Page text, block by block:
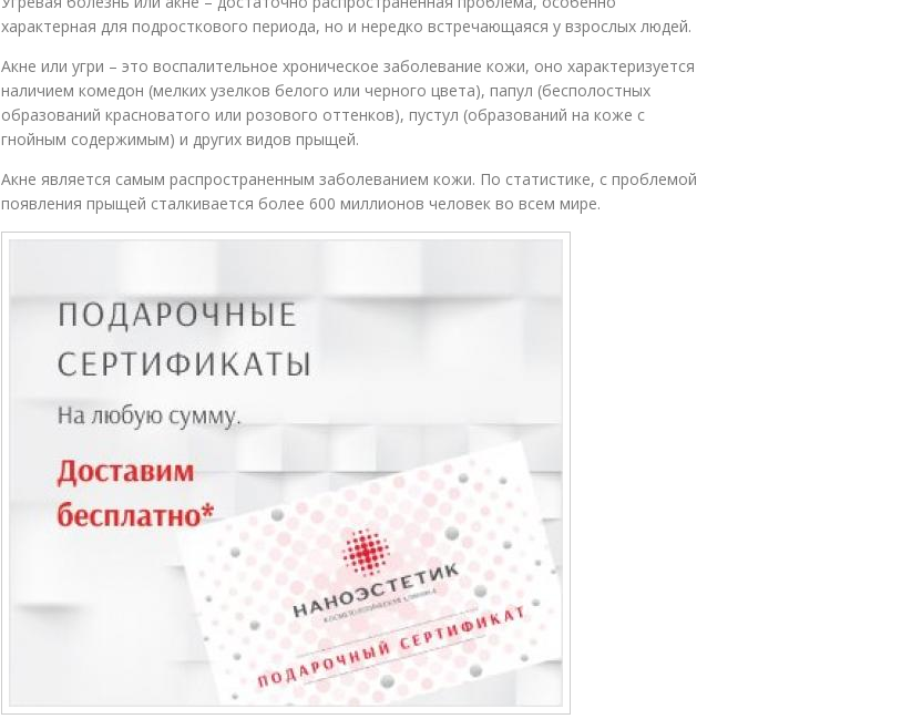
характерная для подросткового периода, но и нередко встречающаяся у взрослых людей.
Акне или угри – это воспалительное хроническое заболевание кожи, оно характеризуется
наличием комедон (мелких узелков белого или черного цвета), папул (бесполостных
образований красноватого или розового оттенков), пустул (образований на коже с
гнойным содержимым) и других видов прыщей.
Акне является самым распространенным заболеванием кожи. По статистике, с проблемой
появления прыщей сталкивается более 600 миллионов человек во всем мире.